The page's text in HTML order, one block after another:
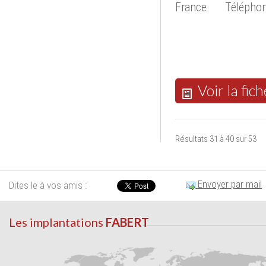
France
Voir la
Résultats 31 à 40 sur 53
Dites le à vos amis : Envoyer par mail
Les implantations FABERT